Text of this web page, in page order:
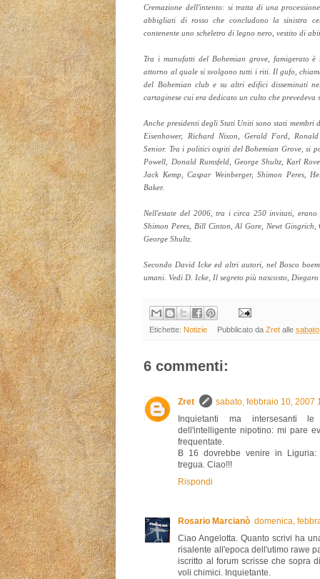
Cremazione dell'intento: si tratta di una
abbigliati di rosso che concludono la sinistra
contenente uno scheletro di legno nero, vestito di
Tra i manufatti del Bohemian grove, famigerato
attorno al quale si svolgono tutti i riti. Il gufo,
del Bohemian club e su altri edifici disseminati
cartaginese cui era dedicato un culto che
Anche presidenti degli Stati Uniti sono stati membri
Eisenhower, Richard Nixon, Gerald Ford,
Senior. Tra i politici ospiti del Bohemian Grove, si
Powell, Donald Rumsfeld, George Shultz, Karl
Jack Kemp, Caspar Weinberger, Shimon Peres,
Baker.
Nell'estate del 2006, tra i circa 250 invitati, erano
Shimon Peres, Bill Cinton, Al Gore, Newt Gingrich,
George Shultz.
Secondo David Icke ed altri autori, nel Bosco
umani. Vedi D. Icke, Il segreto più nascosto,
Etichette: Notizie Pubblicato daZret alle
6 commenti:
Zret
sabato, febbraio 10, 2007
Inquietanti ma intersesanti
dell'intelligente nipotino: mi pare
frequentate.
B 16 dovrebbe venire in
tregua. Ciao!!!
Rispondi
Rosario Marcianò domenica,
Ciao Angelotta. Quanto scrivi ha
risalente all'epoca dell'utimo rawe
iscritto al forum scrisse che sopra
voli chimici. Inquietante.